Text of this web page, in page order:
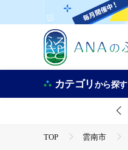
カテゴリから探す
TOP 雲南市